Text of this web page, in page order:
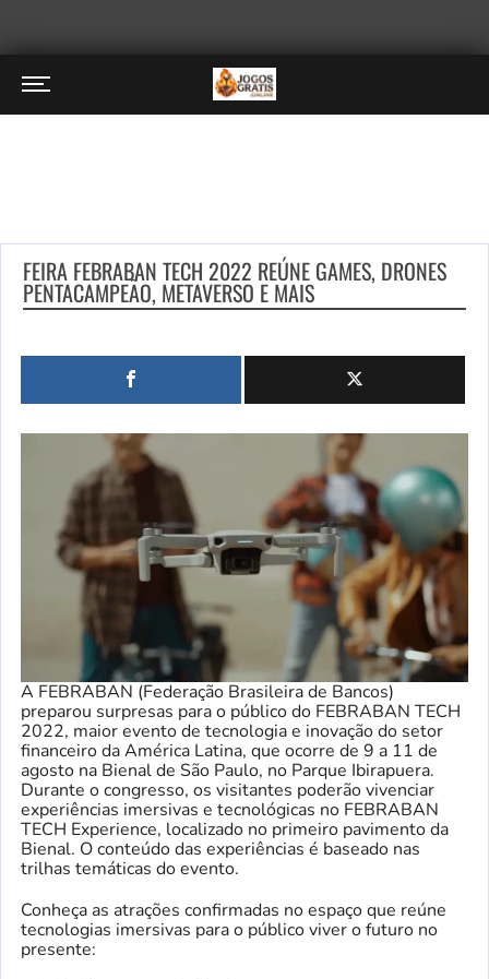
FEIRA FEBRABAN TECH 2022 REÚNE GAMES, DRONES
PENTACAMPEÃO, METAVERSO E MAIS
A FEBRABAN (Federação Brasileira de Bancos)
preparou surpresas para o público do FEBRABAN TECH
2022, maior evento de tecnologia e inovação do setor
financeiro da América Latina, que ocorre de 9 a 11 de
agosto na Bienal de São Paulo, no Parque Ibirapuera.
Durante o congresso, os visitantes poderão vivenciar
experiências imersivas e tecnológicas no FEBRABAN
TECH Experience, localizado no primeiro pavimento da
Bienal. O conteúdo das experiências é baseado nas
trilhas temáticas do evento.
Conheça as atrações confirmadas no espaço que reúne
tecnologias imersivas para o público viver o futuro no
presente: